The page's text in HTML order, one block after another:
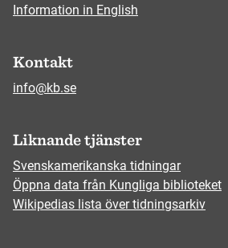
Information in English
Kontakt
info@kb.se
Liknande tjänster
Svenskamerikanska tidningar
Öppna data från Kungliga biblioteket
Wikipedias lista över tidningsarkiv